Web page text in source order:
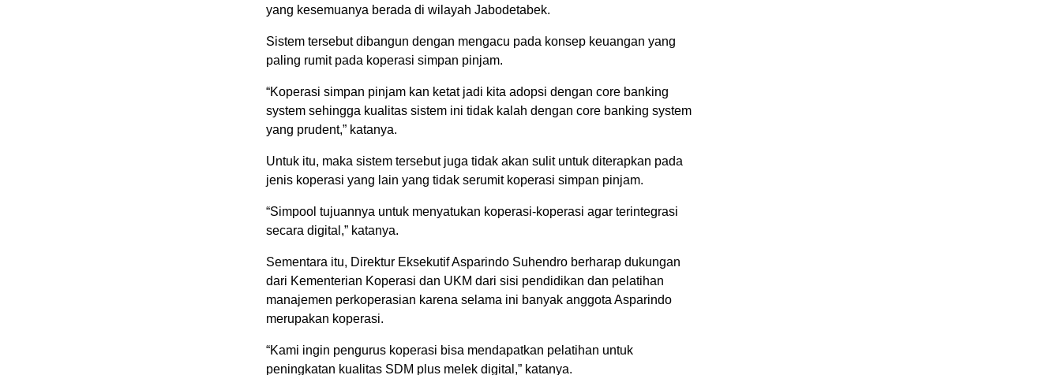
yang kesemuanya berada di wilayah Jabodetabek.
Sistem tersebut dibangun dengan mengacu pada konsep keuangan yang
paling rumit pada koperasi simpan pinjam.
“Koperasi simpan pinjam kan ketat jadi kita adopsi dengan core banking
system sehingga kualitas sistem ini tidak kalah dengan core banking system
yang prudent,” katanya.
Untuk itu, maka sistem tersebut juga tidak akan sulit untuk diterapkan pada
jenis koperasi yang lain yang tidak serumit koperasi simpan pinjam.
“Simpool tujuannya untuk menyatukan koperasi-koperasi agar terintegrasi
secara digital,” katanya.
Sementara itu, Direktur Eksekutif Asparindo Suhendro berharap dukungan
dari Kementerian Koperasi dan UKM dari sisi pendidikan dan pelatihan
manajemen perkoperasian karena selama ini banyak anggota Asparindo
merupakan koperasi.
“Kami ingin pengurus koperasi bisa mendapatkan pelatihan untuk
peningkatan kualitas SDM plus melek digital,” katanya.